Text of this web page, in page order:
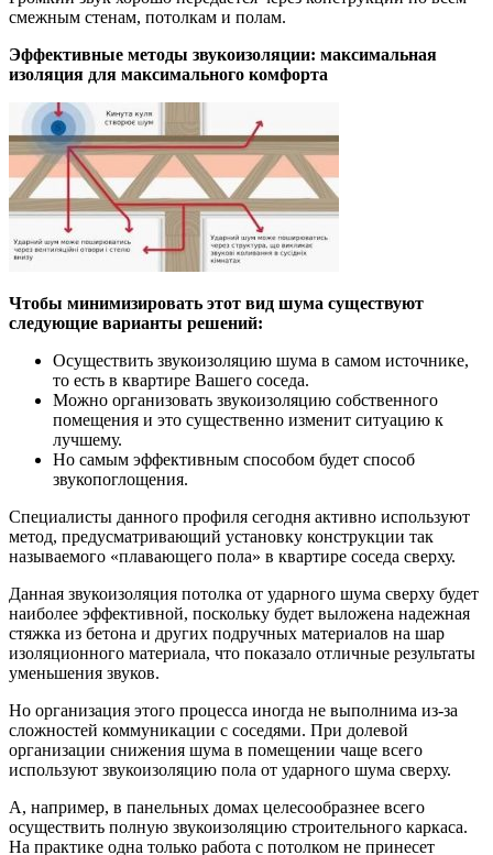
смежным стенам, потолкам и полам.
Эффективные методы звукоизоляции: максимальная
изоляция для максимального комфорта
Чтобы минимизировать этот вид шума существуют
следующие варианты решений:
Осуществить звукоизоляцию шума в самом источнике,
то есть в квартире Вашего соседа.
Можно организовать звукоизоляцию собственного
помещения и это существенно изменит ситуацию к
лучшему.
Но самым эффективным способом будет способ
звукопоглощения.
Специалисты данного профиля сегодня активно используют
метод, предусматривающий установку конструкции так
называемого «плавающего пола» в квартире соседа сверху.
Данная звукоизоляция потолка от ударного шума сверху будет
наиболее эффективной, поскольку будет выложена надежная
стяжка из бетона и других подручных материалов на шар
изоляционного материала, что показало отличные результаты
уменьшения звуков.
Но организация этого процесса иногда не выполнима из-за
сложностей коммуникации с соседями. При долевой
организации снижения шума в помещении чаще всего
используют звукоизоляцию пола от ударного шума сверху.
А, например, в панельных домах целесообразнее всего
осуществить полную звукоизоляцию строительного каркаса.
На практике одна только работа с потолком не принесет